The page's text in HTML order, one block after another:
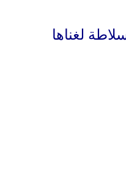
لغناها